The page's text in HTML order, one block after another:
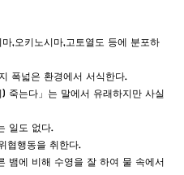
,오키노시마,고토열도 등에 분포하
폭넓은 환경에서 서식한다.
죽는다」는 말에서 유래하지만 사실
일도 없다.
협행동을 취한다.
뱀에 비해 수영을 잘 하여 물 속에서